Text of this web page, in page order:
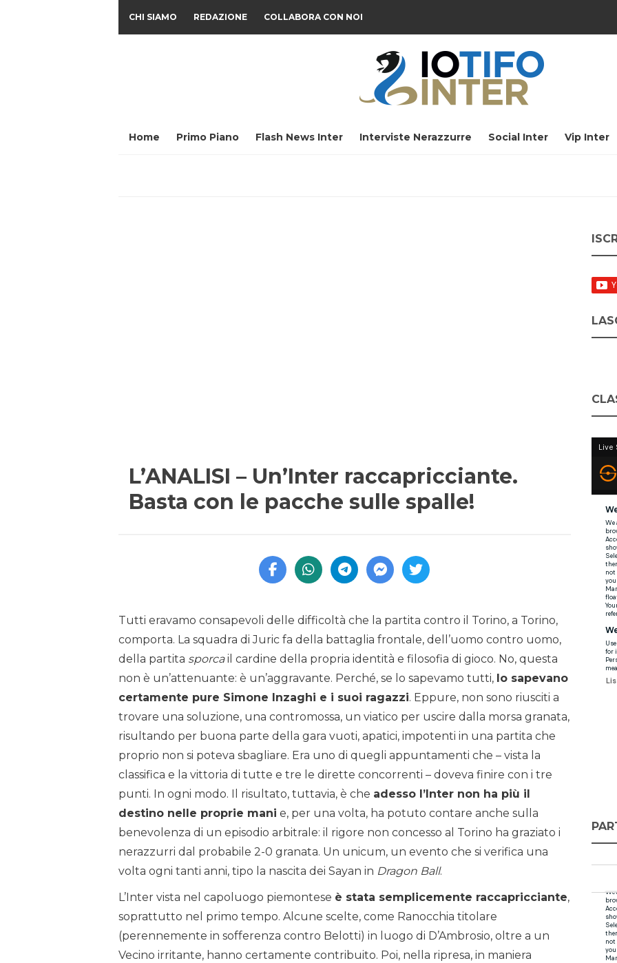
CHI SIAMO REDAZIONE COLLABORA CON NOI
Home Primo Piano Flash News Inter Interviste Nerazzurre Social Inter Vip Inter
L’ANALISI – Un’Inter raccapricciante.
Basta con le pacche sulle spalle!
Tutti eravamo consapevoli delle difficoltà che la partita contro il Torino, a Torino,
comporta. La squadra di Juric fa della battaglia frontale, dell’uomo contro uomo,
della partita sporcail cardine della propria identità e filosofia di gioco. No, questa
non è un’attenuante: è un’aggravante. Perché, se lo sapevamo tutti, lo sapevano
certamente pure Simone Inzaghi e i suoi ragazzi. Eppure, non sono riusciti a
trovare una soluzione, una contromossa, un viatico per uscire dalla morsa granata,
risultando per buona parte della gara vuoti, apatici, impotenti in una partita che
proprio non si poteva sbagliare. Era uno di quegli appuntamenti che – vista la
classifica e la vittoria di tutte e tre le dirette concorrenti – doveva finire con i tre
punti. In ogni modo. Il risultato, tuttavia, è che adesso l’Inter non ha più il
destino nelle proprie mani e, per una volta, ha potuto contare anche sulla
benevolenza di un episodio arbitrale: il rigore non concesso al Torino ha graziato i
nerazzurri dal probabile 2-0 granata. Un unicum, un evento che si verifica una
volta ogni tanti anni, tipo la nascita dei Sayan in Dragon Ball.
L’Inter vista nel capoluogo piemontese è stata semplicemente raccapricciante,
soprattutto nel primo tempo. Alcune scelte, come Ranocchia titolare
(perennemente in sofferenza contro Belotti) in luogo di D’Ambrosio, oltre a un
Vecino irritante, hanno certamente contribuito. Poi, nella ripresa, in maniera